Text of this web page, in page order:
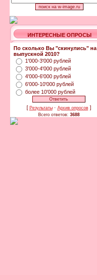
ИНТЕРЕСНЫЕ ОПРОСЫ
По сколько Вы "скинулись" на
выпускной 2010?
1'000-3'000 рублей
3'000-4'000 рублей
4'000-6'000 рублей
6'000-10'000 рублей
более 10'000 рублей
[ Результаты· Архив опросов]
Всего ответов: 3688